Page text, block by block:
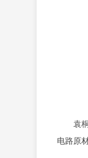
袁桐
电路原